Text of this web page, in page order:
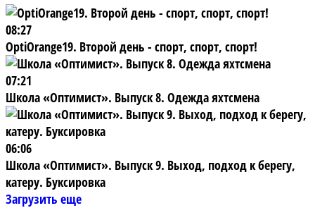
08:27
OptiOrange19. Второй день - спорт, спорт, спорт!
07:21
Школа «Оптимист». Выпуск 8. Одежда яхтсмена
06:06
Школа «Оптимист». Выпуск 9. Выход, подход к берегу,
катеру. Буксировка
Загрузить еще